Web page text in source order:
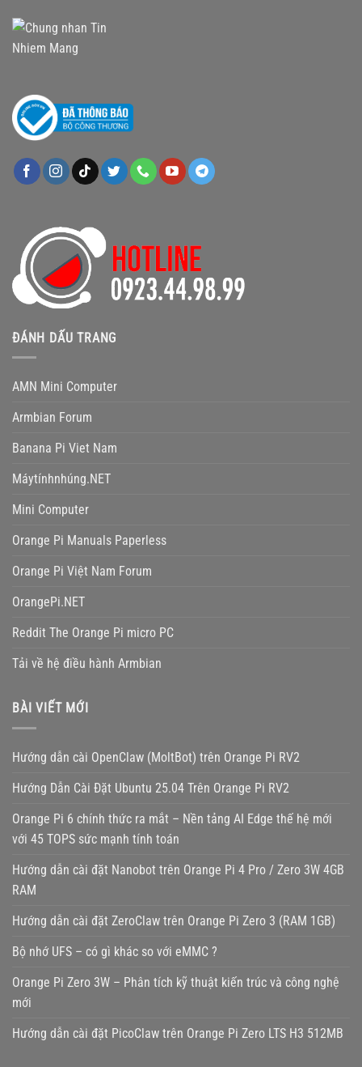
ĐÁNH DẤU TRANG
AMN Mini Computer
Armbian Forum
Banana Pi Viet Nam
Máytínhnhúng.NET
Mini Computer
Orange Pi Manuals Paperless
Orange Pi Việt Nam Forum
OrangePi.NET
Reddit The Orange Pi micro PC
Tải về hệ điều hành Armbian
BÀI VIẾT MỚI
Hướng dẫn cài OpenClaw (MoltBot) trên Orange Pi RV2
Hướng Dẫn Cài Đặt Ubuntu 25.04 Trên Orange Pi RV2
Orange Pi 6 chính thức ra mắt – Nền tảng AI Edge thế hệ mới
với 45 TOPS sức mạnh tính toán
Hướng dẫn cài đặt Nanobot trên Orange Pi 4 Pro / Zero 3W 4GB
RAM
Hướng dẫn cài đặt ZeroClaw trên Orange Pi Zero 3 (RAM 1GB)
Bộ nhớ UFS – có gì khác so với eMMC ?
Orange Pi Zero 3W – Phân tích kỹ thuật kiến trúc và công nghệ
mới
Hướng dẫn cài đặt PicoClaw trên Orange Pi Zero LTS H3 512MB